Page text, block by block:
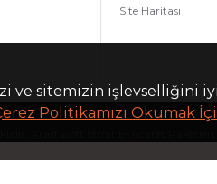
Site Haritası
Arastasoft İzmir E-Ticaret Paketleri
ve sitemizin işlevselliğini
Politikamızı Okumak